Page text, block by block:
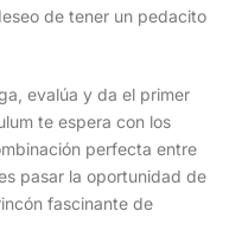
de tener un pedacito
evalúa y da el primer
te espera con los
perfecta entre
pasar la oportunidad de
fascinante de